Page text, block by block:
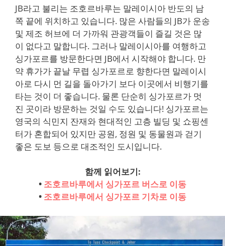
JB라고 불리는 조호르바루는 말레이시아 반도의 남
쪽 끝에 위치하고 있습니다. 많은 사람들의 JB가 운송
및 제조 허브에 더 가까워 관광객들이 즐길 것은 많
이 없다고 말합니다. 그러나 말레이시아를 여행하고
싱가포르를 방문한다면 JB에서 시작해야 합니다. 만
약 휴가가 끝날 무렵 싱가포르로 향한다면 말레이시
아로 다시 먼 길을 돌아가기 보다 이곳에서 비행기를
타는 것이 더 좋습니다. 물론 단순히 싱가포르가 멋
진 곳이라 방문하는 것일 수도 있습니다! 싱가포르는
영국의 식민지 잔재와 현대적인 고층 빌딩 및 쇼핑센
터가 혼합되어 있지만 공원, 정원 및 동물원과 걷기
좋은 도보 등으로 대조적인 도시입니다.
함께 읽어보기:
• 조호르바루에서 싱가포르 버스로 이동
• 조호르바루에서 싱가포르 기차로 이동